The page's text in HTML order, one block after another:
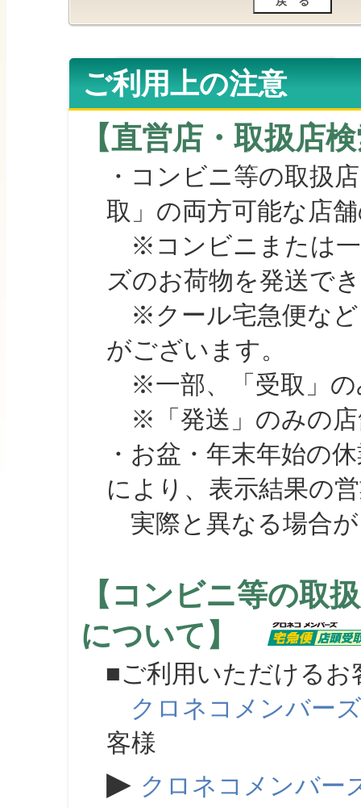
ご利用上の注意
【直営店・取扱店
・コンビニ等の取扱
取」の両方可能な店
※コンビニまたは一
ズのお荷物を発送で
※クール宅急便など
がございます。
※一部、「受取」の
※「発送」のみの店
・お盆・年末年始の
により、表示結果の
実際と異なる場合が
【コンビニ等の取
について】
■ご利用いただけるお
クロネコメンバーズ
客様
▶ クロネコメンバー